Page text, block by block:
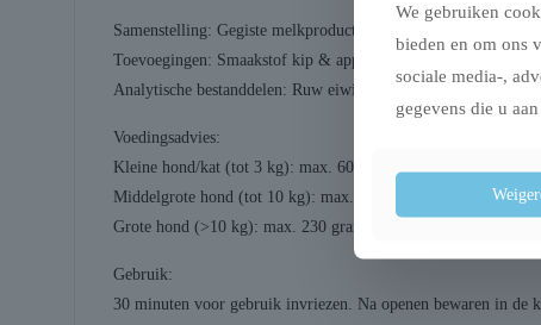
Samenstelling: Gegiste melkproducten (lactosevrije yoghurt)
Toevoegingen: Smaakstof kip & appel 650 mg/kg, vitamine E
Analytische bestanddelen: Ruw eiwit 3,1%, ruw vet 0,1%,
Voedingsadvies:
Kleine hond/kat (tot 3 kg): max. 60 gram
Middelgrote hond (tot 10 kg): max. 115 gram
Grote hond (>10 kg): max. 230 gram
Gebruik:
30 minuten voor gebruik invriezen. Na openen bewaren in de
We gebruiken
bieden en om ons
sociale media-,
gegevens die u